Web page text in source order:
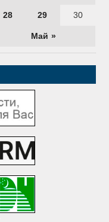
Май »
28 29 30